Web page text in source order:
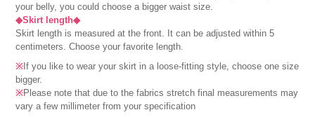
your belly, you could choose a bigger waist size.
◆Skirt length◆
Skirt length is measured at the front. It can be adjusted within 5
centimeters. Choose your favorite length.
※ If you like to wear your skirt in a loose-fitting style, choose one size
bigger.
※Please note that due to the fabrics stretch final measurements may
vary a few millimeter from your specification